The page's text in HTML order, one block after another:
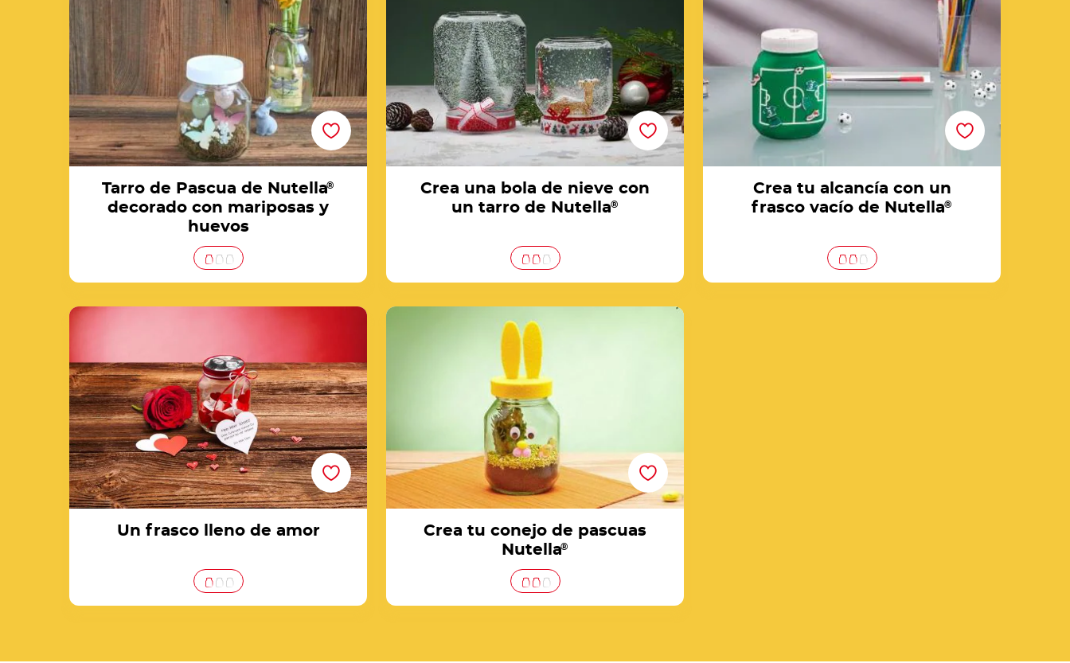
Tarro de Pascua de Nutella®
decorado con mariposas y
huevos
Crea una bola de nieve con
un tarro de Nutella®
Crea tu alcancía con un
frasco vacío de Nutella®
Un frasco lleno de amor
Crea tu conejo de pascuas
Nutella®